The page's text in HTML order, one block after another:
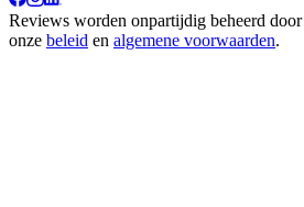
Reviews worden onpartijdig beheerd door
onze beleid en algemene voorwaarden.